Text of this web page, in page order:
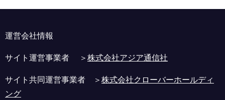
運営会社情報
サイト運営事業者 ＞株式会社アジア通信社
サイト共同運営事業者 ＞株式会社クローバーホールディ
ング